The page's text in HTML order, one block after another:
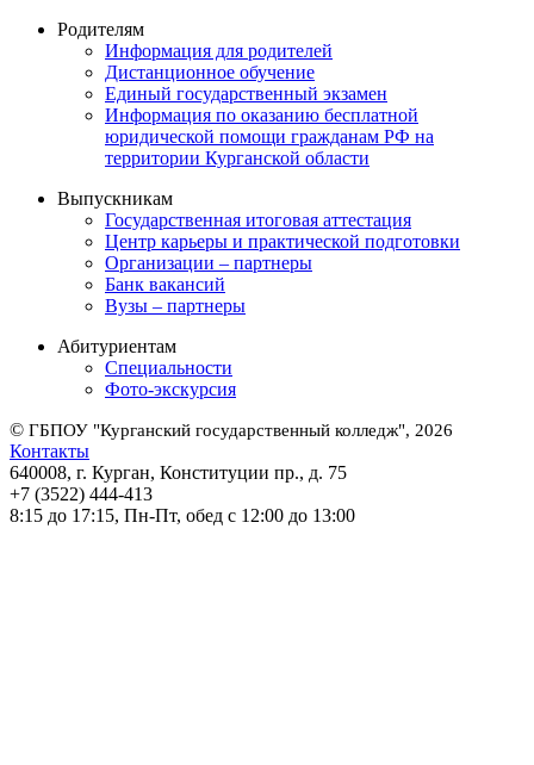
Родителям
Информация для родителей
Дистанционное обучение
Единый государственный экзамен
Информация по оказанию бесплатной
юридической помощи гражданам РФ на
территории Курганской области
Выпускникам
Государственная итоговая аттестация
Центр карьеры и практической подготовки
Организации – партнеры
Банк вакансий
Вузы – партнеры
Абитуриентам
Специальности
Фото-экскурсия
© ГБПОУ "Курганский государственный колледж", 2026
Контакты
640008, г. Курган, Конституции пр., д. 75
+7 (3522) 444-413
8:15 до 17:15, Пн-Пт, обед с 12:00 до 13:00